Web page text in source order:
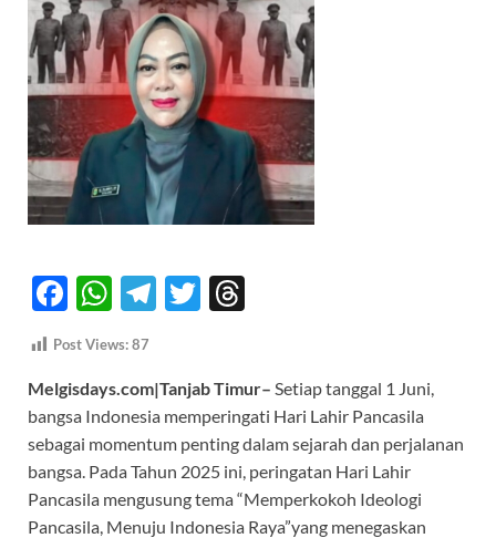
F
ac
e
b
o
o
k
W
at
s
A
p
p
T
gr
a
m
T
er a
ds
Post Views:87
Melgisdays.com|Tanjab Timur– Setiap tanggal 1 Juni,
bangsa Indonesia memperingati Hari Lahir Pancasila
sebagai momentum penting dalam sejarah dan perjalanan
bangsa. Pada Tahun 2025 ini, peringatan Hari Lahir
Pancasila mengusung tema “Memperkokoh Ideologi
Pancasila, Menuju Indonesia Raya”yang menegaskan